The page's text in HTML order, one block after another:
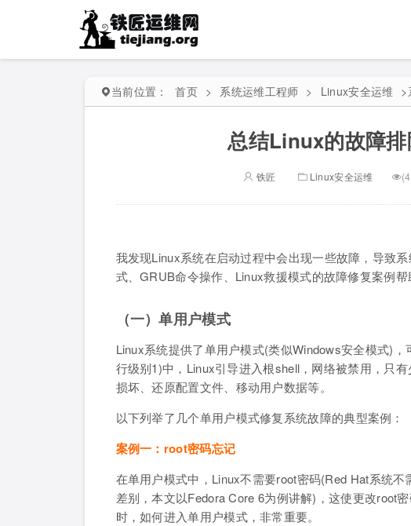
当前位置： 首页 > 系统运维工程师 > Linux安全运维 >
总结Linux的故障
铁匠 Linux安全运维
我发现Linux系统在启动过程中会出现一些故障，导致
式、GRUB命令操作、Linux救援模式的故障修复案例帮
（一）单用户模式
Linux系统提供了单用户模式(类似Windows安全模式)
行级别1)中，Linux引导进入根shell，网络被禁用，只
损坏、还原配置文件、移动用户数据等。
以下列举了几个单用户模式修复系统故障的典型案例：
案例一：root密码忘记
在单用户模式中，Linux不需要root密码(Red Hat系统
差别，本文以Fedora Core 6为例讲解)，这使更改root
时，如何进入单用户模式，非常重要。